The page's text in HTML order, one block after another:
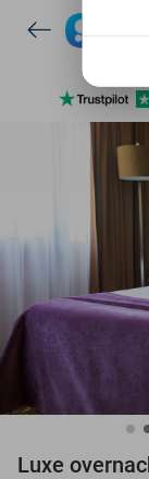
Luxe